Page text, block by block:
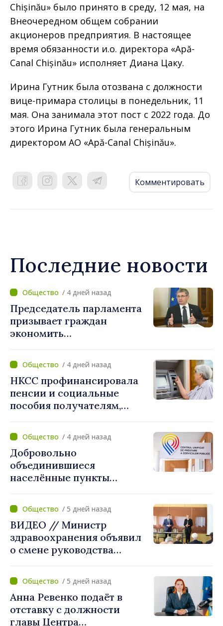
Chișinău» было принято в среду, 12 мая, на
Внеочередном общем собрании
акционеров предприятия. В настоящее
время обязанности и.о. директора «Apă-
Canal Chișinău» исполняет Диана Цаку.
Ирина Гутник была отозвана с должности
вице-примара столицы в понедельник, 11
мая. Она занимала этот пост с 2022 года. До
этого Ирина Гутник была генеральным
директором АО «Apă-Canal Chișinău».
Комментировать
Последние новости
/ 4 дней назад
Председатель парламента
призывает граждан
экономить
каждый сократит
потребление энергии, мы
внесём свой вклад в
поддержание
стабильности системы»
/ 4 дней назад
НКСС профинансировала
пенсии и социальные
пособия получателям,
карты
/ 4 дней назад
Добровольно
объединившиеся
населённые пункты
создания Единых центров
предоставления услуг
/ 5 дней назад
ВИДЕО // Министр
здравоохранения объявил
о смене руководства
больницы. Людмила
Капчеля будет исполнять
обязанности директора
/ 5 дней назад
Анна Ревенко подаёт в
отставку с должности
главы Центра